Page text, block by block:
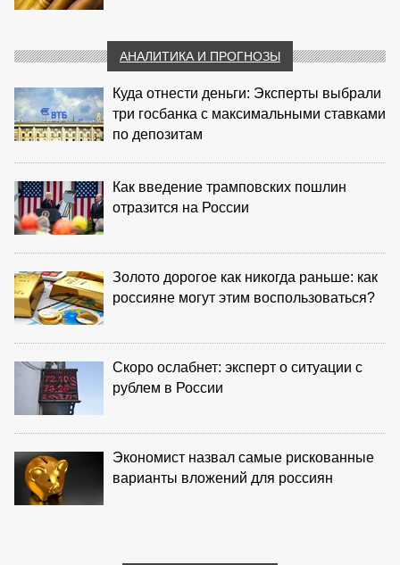
АНАЛИТИКА И ПРОГНОЗЫ
Куда отнести деньги: Эксперты выбрали
три госбанка с максимальными ставками
по депозитам
Как введение трамповских пошлин
отразится на России
Золото дорогое как никогда раньше: как
россияне могут этим воспользоваться?
Скоро ослабнет: эксперт о ситуации с
рублем в России
Экономист назвал самые рискованные
варианты вложений для россиян